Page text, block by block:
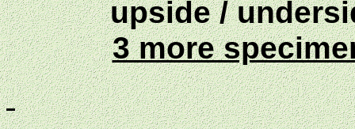
upside /
3 more